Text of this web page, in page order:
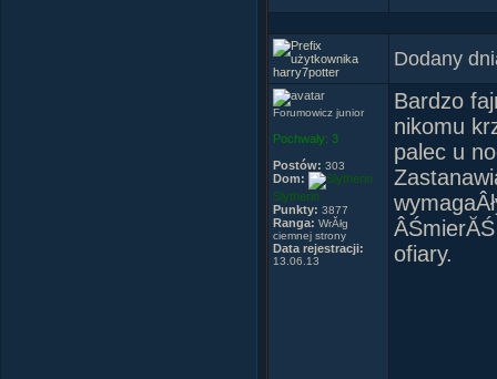
SĂŠ onr
harry7potter
Dodany
Forumowicz junior
Pochwały: 3
Postów: 303
Dom:
Slytherin
Punkty: 3877
Ranga: WrĂłg
ciemnej strony
Data rejestracji:
13.06.13
Bardzo
nikomu
palec u
ofiary.